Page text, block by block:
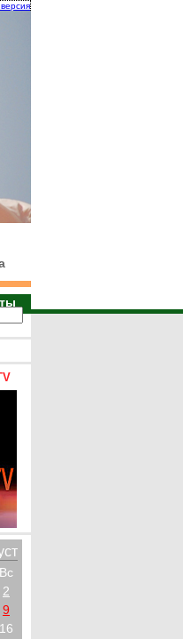
Вс
2
9
16